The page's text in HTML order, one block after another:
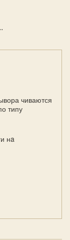
чиваются
типу
нa